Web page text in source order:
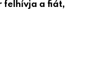
felhívja a fiát,